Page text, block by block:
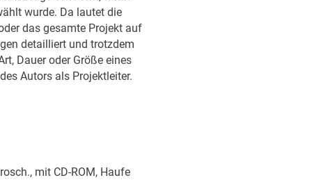
wurde. Da lautet die
das gesamte Projekt auf
detailliert und trotzdem
Dauer oder Größe eines
Autors als Projektleiter.
mit CD-ROM, Haufe